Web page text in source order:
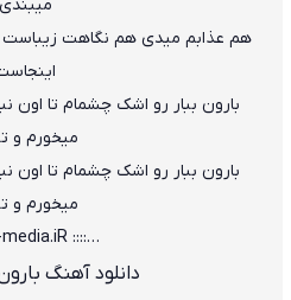
میبندی
هم عذابم میدی هم نگاهت
بارون ببار رو اشک چشمام تا اون
میخورم و
بارون ببار رو اشک چشمام تا اون
میخورم و
…:::: iR-media.iR ::::…
دانلود آهنگ